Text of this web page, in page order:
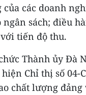
các doanh
sách; điều
tiến độ thu.
Thành ủy Đà
Chỉ thị số 04-
chất lượng